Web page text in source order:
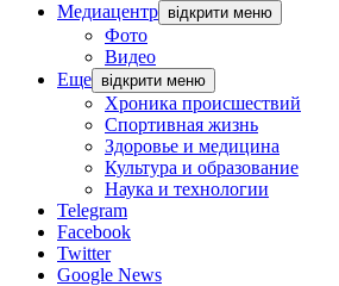
Медиацентр відкрити меню
Фото
Видео
Еще відкрити меню
Хроника происшествий
Спортивная жизнь
Здоровье и медицина
Культура и образование
Наука и технологии
Telegram
Facebook
Twitter
Google News